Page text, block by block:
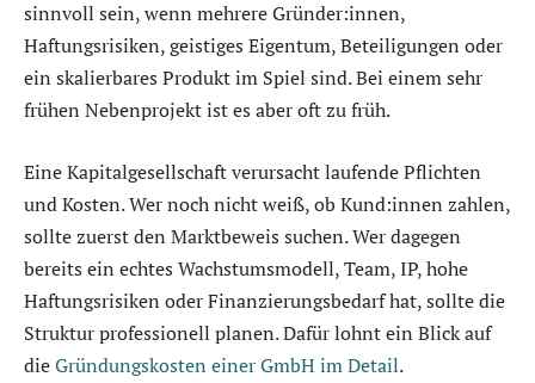
sinnvoll sein, wenn mehrere Gründer:innen,
Haftungsrisiken, geistiges Eigentum, Beteiligungen oder
ein skalierbares Produkt im Spiel sind. Bei einem sehr
frühen Nebenprojekt ist es aber oft zu früh.
Eine Kapitalgesellschaft verursacht laufende Pflichten
und Kosten. Wer noch nicht weiß, ob Kund:innen zahlen,
sollte zuerst den Marktbeweis suchen. Wer dagegen
bereits ein echtes Wachstumsmodell, Team, IP, hohe
Haftungsrisiken oder Finanzierungsbedarf hat, sollte die
Struktur professionell planen. Dafür lohnt ein Blick auf
dieGründungskosten einer GmbH im Detail.